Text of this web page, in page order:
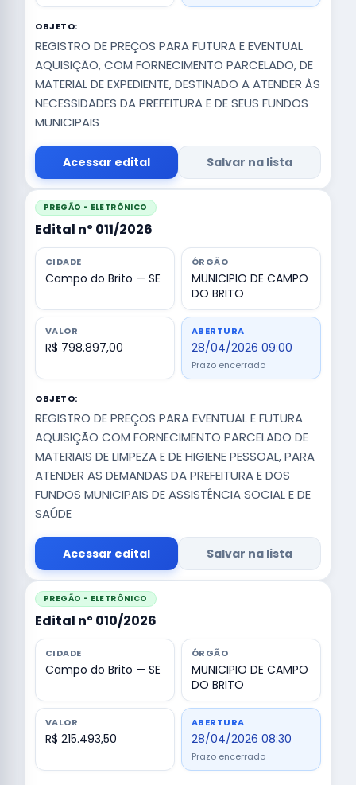
OBJETO:
REGISTRO DE PREÇOS PARA FUTURA E EVENTUAL
AQUISIÇÃO, COM FORNECIMENTO PARCELADO, DE
MATERIAL DE EXPEDIENTE, DESTINADO A ATENDER ÀS
NECESSIDADES DA PREFEITURA E DE SEUS FUNDOS
MUNICIPAIS
Acessar edital Salvar na lista
PREGÃO - ELETRÔNICO
Edital nº 011/2026
CIDADE
Campo do Brito — SE
ÓRGÃO
MUNICIPIO DE CAMPO
DO BRITO
VALOR
R$ 798.897,00
ABERTURA
28/04/2026 09:00
Prazo encerrado
OBJETO:
REGISTRO DE PREÇOS PARA EVENTUAL E FUTURA
AQUISIÇÃO COM FORNECIMENTO PARCELADO DE
MATERIAIS DE LIMPEZA E DE HIGIENE PESSOAL, PARA
ATENDER AS DEMANDAS DA PREFEITURA E DOS
FUNDOS MUNICIPAIS DE ASSISTÊNCIA SOCIAL E DE
SAÚDE
Acessar edital Salvar na lista
PREGÃO - ELETRÔNICO
Edital nº 010/2026
CIDADE
Campo do Brito — SE
ÓRGÃO
MUNICIPIO DE CAMPO
DO BRITO
VALOR
R$ 215.493,50
ABERTURA
28/04/2026 08:30
Prazo encerrado